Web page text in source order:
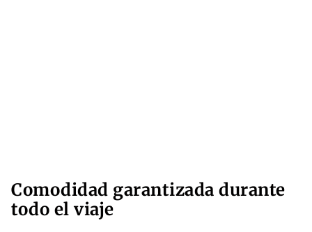
Comodidad garantizada durante
todo el viaje